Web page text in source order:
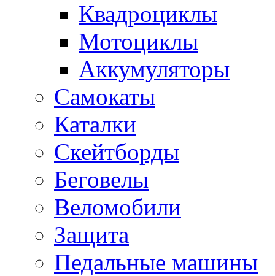
Квадроциклы
Мотоциклы
Аккумуляторы
Самокаты
Каталки
Скейтборды
Беговелы
Веломобили
Защита
Педальные машины